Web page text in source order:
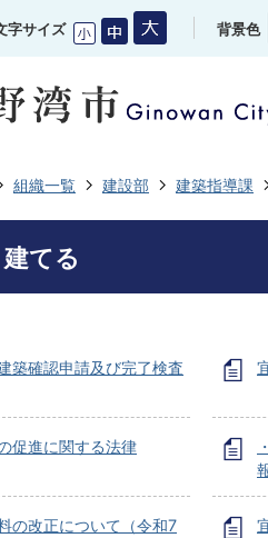
字サイズ 背景色
組織一覧 建設部 建築指導課
てる
築確認申請及び完了検査
促進に関する法律
の改正について（令和7